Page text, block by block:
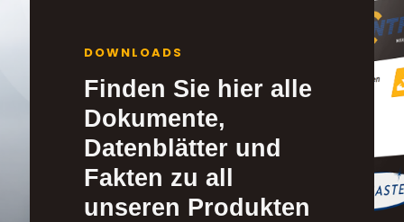
DOWNLOADS
Finden Sie hier alle
Dokumente,
Datenblätter und
Fakten zu all
unseren Produkten